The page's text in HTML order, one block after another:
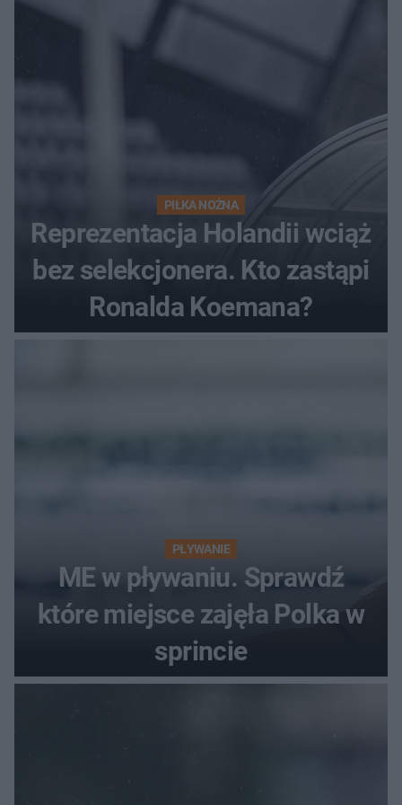
PIŁKA NOŻNA
Reprezentacja Holandii wciąż
bez selekcjonera. Kto zastąpi
Ronalda Koemana?
PŁYWANIE
ME w pływaniu. Sprawdź
które miejsce zajęła Polka w
sprincie